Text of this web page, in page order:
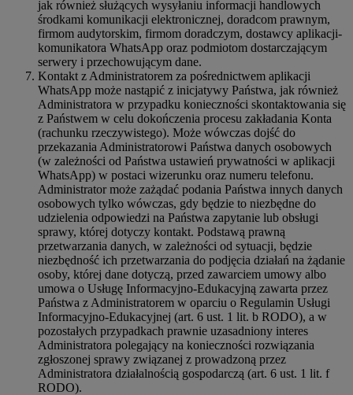
jak również służących wysyłaniu informacji handlowych
środkami komunikacji elektronicznej, doradcom prawnym,
firmom audytorskim, firmom doradczym, dostawcy aplikacji-
komunikatora WhatsApp oraz podmiotom dostarczającym
serwery i przechowującym dane.
Kontakt z Administratorem za pośrednictwem aplikacji
WhatsApp może nastąpić z inicjatywy Państwa, jak również
Administratora w przypadku konieczności skontaktowania się
z Państwem w celu dokończenia procesu zakładania Konta
(rachunku rzeczywistego). Może wówczas dojść do
przekazania Administratorowi Państwa danych osobowych
(w zależności od Państwa ustawień prywatności w aplikacji
WhatsApp) w postaci wizerunku oraz numeru telefonu.
Administrator może zażądać podania Państwa innych danych
osobowych tylko wówczas, gdy będzie to niezbędne do
udzielenia odpowiedzi na Państwa zapytanie lub obsługi
sprawy, której dotyczy kontakt. Podstawą prawną
przetwarzania danych, w zależności od sytuacji, będzie
niezbędność ich przetwarzania do podjęcia działań na żądanie
osoby, której dane dotyczą, przed zawarciem umowy albo
umowa o Usługę Informacyjno-Edukacyjną zawarta przez
Państwa z Administratorem w oparciu o Regulamin Usługi
Informacyjno-Edukacyjnej (art. 6 ust. 1 lit. b RODO), a w
pozostałych przypadkach prawnie uzasadniony interes
Administratora polegający na konieczności rozwiązania
zgłoszonej sprawy związanej z prowadzoną przez
Administratora działalnością gospodarczą (art. 6 ust. 1 lit. f
RODO).